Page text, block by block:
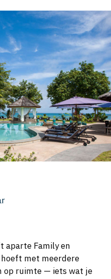
aparte Family en
hoeft met meerdere
op ruimte — iets wat je